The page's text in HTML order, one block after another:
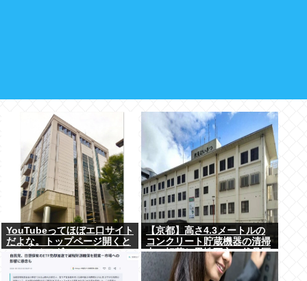
YouTubeってほぼエ口サイト
だよな。トップページ開くと
いつもチアダンスとかローア
ングルで撮影した街撮り動画
ばっか出てくるじゃん
【京都】高さ4.3メートルの
コンクリート貯蔵機器の清掃
中に転落し男性死亡、伏見区
の工場